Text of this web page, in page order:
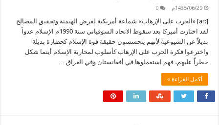
1435/06/29م 0
[:ar] «الحرب على الإرهاب» شماعة أمريكية لفرض الهيمنة وتحقيق المصالح
لقد اختارت أميركا بعد سقوط الاتحاد السوفياتي سنة 1990م الإسلام عدواً
بديلاً عن الشيوعية لأنهم يتحسسون حقيقة قوة الإسلام كحضارة بديلة
واخترعوا فكرة الحرب على الإرهاب كأسلوب لمحاربة الإسلام أينما شكل
خطراً عليهم، فهم استعملوها في أفغانستان وفي العراق …
أكمل القراءة »